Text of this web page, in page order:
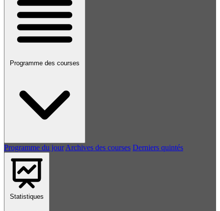
Programme des courses
Programme du jour Archives des courses Derniers quintés
Statistiques